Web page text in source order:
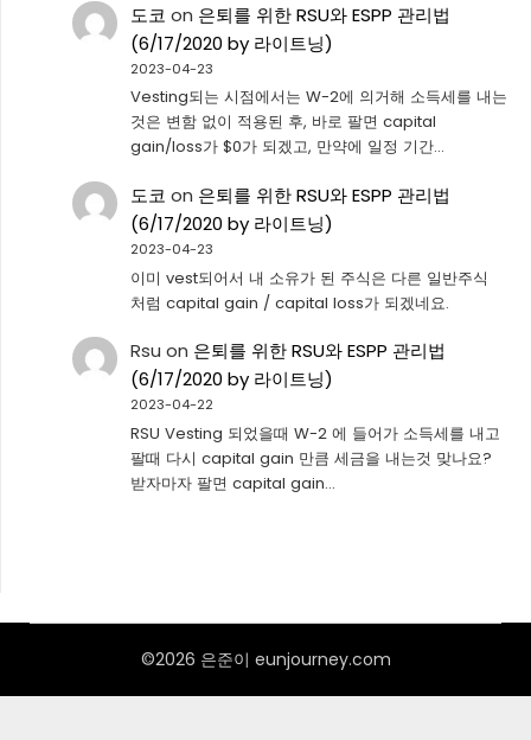
도코 on 은퇴를 위한 RSU와 ESPP 관리법
(6/17/2020 by 라이트닝)
2023-04-23
Vesting되는 시점에서는 W-2에 의거해 소득세를 내는
것은 변함 없이 적용된 후, 바로 팔면 capital
gain/loss가 $0가 되겠고, 만약에 일정 기간…
도코 on 은퇴를 위한 RSU와 ESPP 관리법
(6/17/2020 by 라이트닝)
2023-04-23
이미 vest되어서 내 소유가 된 주식은 다른 일반주식
처럼 capital gain / capital loss가 되겠네요.
Rsu on 은퇴를 위한 RSU와 ESPP 관리법
(6/17/2020 by 라이트닝)
2023-04-22
RSU Vesting 되었을때 W-2 에 들어가 소득세를 내고
팔때 다시 capital gain 만큼 세금을 내는것 맞나요?
받자마자 팔면 capital gain…
©2026 은준이 eunjourney.com